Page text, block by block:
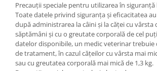
Precauții speciale pentru utilizarea în siguranță
Toate datele privind siguranța și eficacitatea
după administrarea la câini și la căței cu vârsta
săptămâni și cu o greutate corporală de cel
datelor disponibile, un medic veterinar
de tratament, în cazul cățeilor cu vârsta mai
sau cu greutatea corporală mai mică de 1,3 kg.